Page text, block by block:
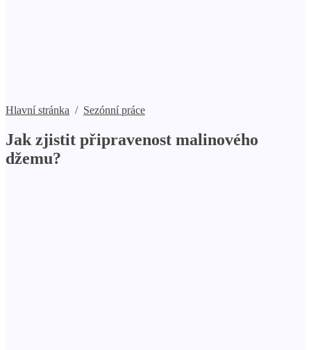
Hlavní stránka / Sezónní práce
Jak zjistit připravenost malinového
džemu?